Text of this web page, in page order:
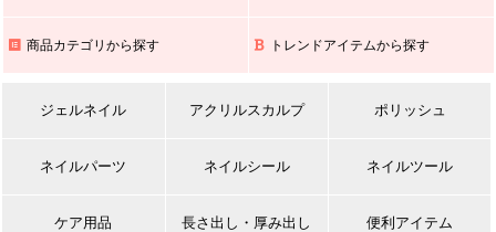
商品カテゴリから探す トレンドアイテムから探す
ジェルネイル アクリルスカルプ ポリッシュ
ネイルパーツ ネイルシール ネイルツール
ケア用品 長さ出し・厚み出し 便利アイテム